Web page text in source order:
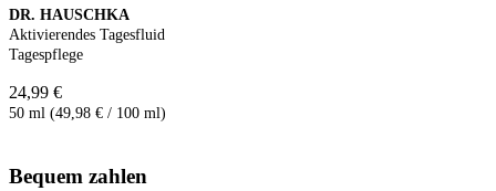
DR. HAUSCHKA
Aktivierendes Tagesfluid
Tagespflege
24,99 €
50 ml (49,98 € / 100 ml)
Bequem zahlen